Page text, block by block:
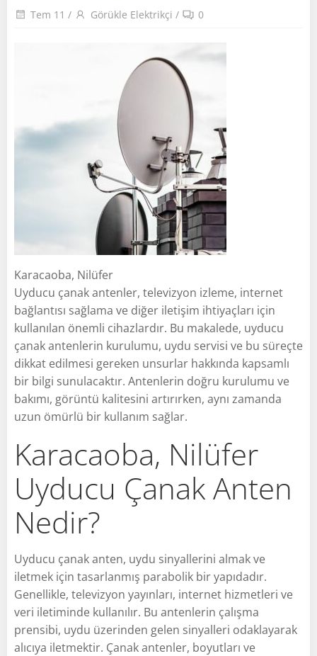
Tem 11 / Görükle Elektrikçi / 0
Karacaoba, Nilüfer
Uyducu çanak antenler, televizyon izleme, internet
bağlantısı sağlama ve diğer iletişim ihtiyaçları için
kullanılan önemli cihazlardır. Bu makalede, uyducu
çanak antenlerin kurulumu, uydu servisi ve bu süreçte
dikkat edilmesi gereken unsurlar hakkında kapsamlı
bir bilgi sunulacaktır. Antenlerin doğru kurulumu ve
bakımı, görüntü kalitesini artırırken, aynı zamanda
uzun ömürlü bir kullanım sağlar.
Karacaoba, Nilüfer
Uyducu Çanak Anten
Nedir?
Uyducu çanak anten, uydu sinyallerini almak ve
iletmek için tasarlanmış parabolik bir yapıdadır.
Genellikle, televizyon yayınları, internet hizmetleri ve
veri iletiminde kullanılır. Bu antenlerin çalışma
prensibi, uydu üzerinden gelen sinyalleri odaklayarak
alıcıya iletmektir. Çanak antenler, boyutları ve